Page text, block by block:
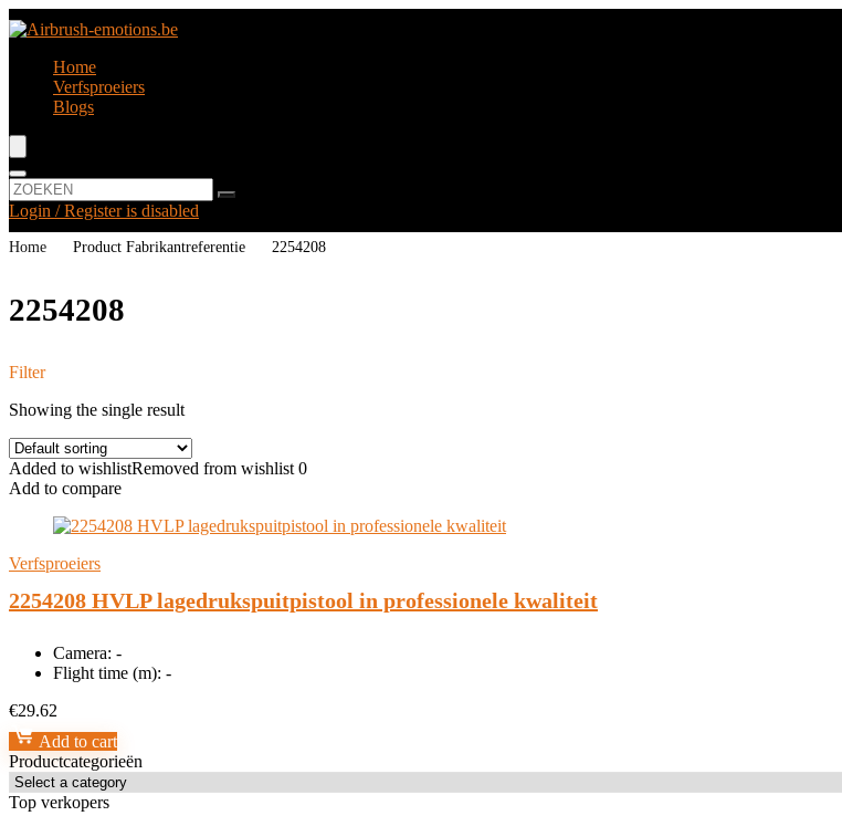
Home
Verfsproeiers
Blogs
Login / Register is disabled
Home Product Fabrikantreferentie ‎2254208
‎2254208
Filter
Showing the single result
Added to wishlistRemoved from wishlist 0
Add to compare
Verfsproeiers
2254208 HVLP lagedrukspuitpistool in professionele kwaliteit
Camera: -
Flight time (m): -
€29.62
Add to cart
Productcategorieën
Top verkopers